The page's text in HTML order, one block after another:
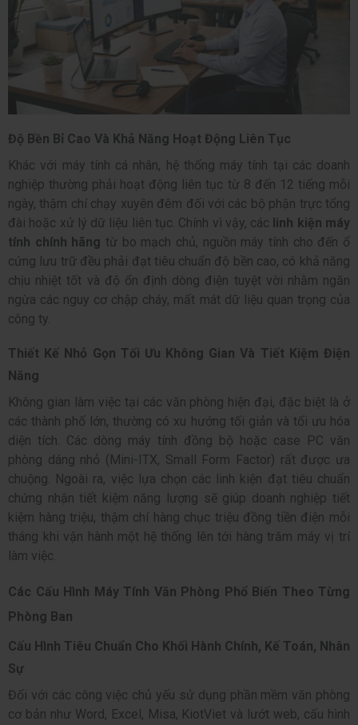
Độ Bền Bỉ Cao Và Khả Năng Hoạt Động Liên Tục
Khác với máy tính cá nhân, hệ thống máy tính tại các doanh
nghiệp thường phải hoạt động liên tục từ 8 đến 12 tiếng mỗi
ngày, thậm chí chạy xuyên đêm đối với các bộ phận trực tổng
đài hoặc xử lý dữ liệu liên tục. Chính vì vậy, các linh kiện máy
tính chính hãng từ bo mạch chủ, nguồn máy tính cho đến ổ
cứng lưu trữ đều phải đạt tiêu chuẩn độ bền cao, có khả năng
chịu nhiệt tốt và độ ổn định dòng điện tuyệt vời nhằm ngăn
ngừa các nguy cơ chập cháy, mất mát dữ liệu quan trọng của
công ty.
Thiết Kế Nhỏ Gọn Tối Ưu Không Gian Và Tiết Kiệm Điện
Năng
Không gian làm việc tại các văn phòng hiện đại, đặc biệt là ở
các thành phố lớn, thường có xu hướng tối giản và tối ưu hóa
diện tích. Các dòng máy tính đồng bộ hoặc case PC văn
phòng dáng nhỏ (Mini-ITX, Small Form Factor) rất được ưa
chuộng. Ngoài ra, việc lựa chọn các linh kiện đạt tiêu chuẩn
chứng nhận tiết kiệm năng lượng sẽ giúp doanh nghiệp tiết
kiệm hàng triệu, thậm chí hàng chục triệu đồng tiền điện mỗi
tháng khi vận hành một hệ thống lên tới hàng trăm máy vị trí
làm việc.
Các Cấu Hình Máy Tính Văn Phòng Phổ Biến Theo Từng
Phòng Ban
Cấu Hình Tiêu Chuẩn Cho Khối Hành Chính, Kế Toán, Nhân
Sự
Đối với các công việc chủ yếu sử dụng phần mềm văn phòng
cơ bản như Word, Excel, Misa, KiotViet và lướt web, cấu hình